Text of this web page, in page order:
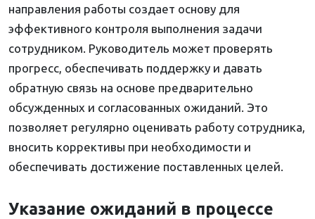
направления работы создает основу для
эффективного контроля выполнения задачи
сотрудником. Руководитель может проверять
прогресс, обеспечивать поддержку и давать
обратную связь на основе предварительно
обсужденных и согласованных ожиданий. Это
позволяет регулярно оценивать работу сотрудника,
вносить коррективы при необходимости и
обеспечивать достижение поставленных целей.
Указание ожиданий в процессе